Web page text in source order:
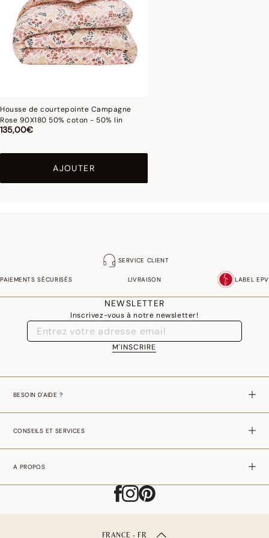
Housse de courtepointe Campagne
Rose 90X180 50% coton - 50% lin
135,00€
AJOUTER
SERVICE CLIENT
PAIEMENTS SÉCURISÉS LIVRAISON LABEL EPV
NEWSLETTER
Inscrivez-vous à notre newsletter!
M'INSCRIRE
BESOIN D'AIDE ?
CONSEILS ET SERVICES
A PROPOS
FRANCE - FR